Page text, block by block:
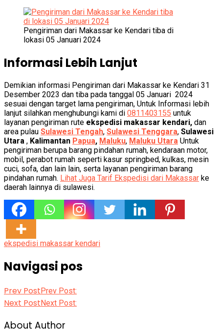
Pengiriman dari Makassar ke Kendari tiba di
lokasi 05 Januari 2024
Informasi Lebih Lanjut
Demikian informasi Pengiriman dari Makassar ke Kendari 31
Desember 2023 dan tiba pada tanggal 05 Januari 2024
sesuai dengan target lama pengiriman, Untuk Informasi lebih
lanjut silahkan menghubungi kami di 0811403155 untuk
layanan pengiriman rute ekspedisi makassar kendari, dan
area pulau Sulawesi Tengah, Sulawesi Tenggara, Sulawesi
Utara , Kalimantan Papua, Maluku, Maluku Utara Untuk
pengiriman berupa barang pindahan rumah, kendaraan motor,
mobil, perabot rumah seperti kasur springbed, kulkas, mesin
cuci, sofa, dan lain lain, serta layanan pengiriman barang
pindahan rumah. Lihat Juga Tarif Ekspedisi dari Makassar ke
daerah lainnya di sulawesi.
ekspedisi makassar kendari
Navigasi pos
Prev Post Prev Post:
Next Post Next Post:
About Author